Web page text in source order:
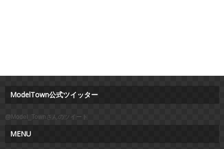
ModelTown公式ツイッター
@Model_Townさんのツイート
MENU